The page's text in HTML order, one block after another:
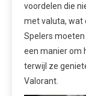
voordelen die
met valuta, wat
Spelers
een manier om
terwijl ze
Valorant.